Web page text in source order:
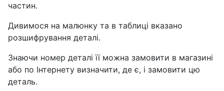
частин.
Дивимося на малюнку та в таблиці вказано
розшифрування деталі.
Знаючи номер деталі її можна замовити в магазині
або по Інтернету визначити, де є, і замовити цю
деталь.